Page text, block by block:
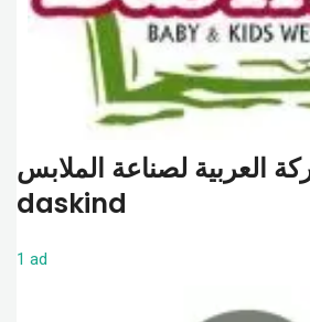
العربية لصناعة الملابس –
daskind
1 ad